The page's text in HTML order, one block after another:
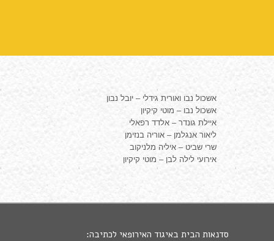
אשכול נבו ואורית גידלי – יובל נבון
אשכול נבו – מוטי קיקיון
איילת גונדר – אלדד רפאלי
ליאור אנגלמן – אוריה בנזימן
שרי שביט – איליה מלניקוב
אירועי לילה לבן – מוטי קיקיון
סדנאות הבית באיגוד האירופאי לכתיבה: